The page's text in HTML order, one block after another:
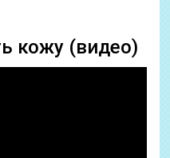
кожу (видео)